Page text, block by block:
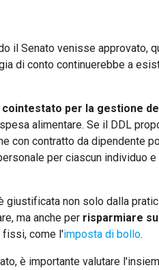
il Senato venisse approvato,
di conto continuerebbe a
per la gestione
alimentare. Se il DDL
con contratto da dipendente
per ciascun individuo e
non solo dalla
ma anche per risparmiare
fissi, come l'imposta di bollo.
è importante valutare